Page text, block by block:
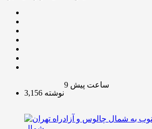
3,156 نوشته
9 ساعت پیش